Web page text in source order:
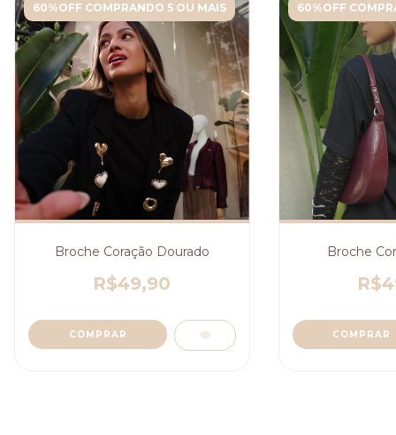
60%OFF COMPRANDO 5 OU MAIS
Broche Coração Dourado
R$49,90
60%OFF
Broche